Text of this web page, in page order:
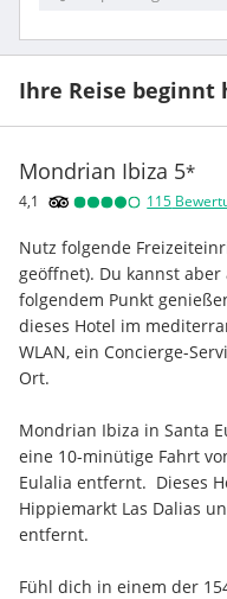
Ihre Reise beginnt
Mondrian Ibiza 5*
4,1 115
Nutz folgende
geöffnet). Du kannst
folgendem Punkt
dieses Hotel im
WLAN, ein Concierge-
Ort.
Mondrian Ibiza in Santa
eine 10-minütige Fahrt
Eulalia entfernt.  Dieses
Hippiemarkt Las Dalias
entfernt.
Fühl dich in einem der